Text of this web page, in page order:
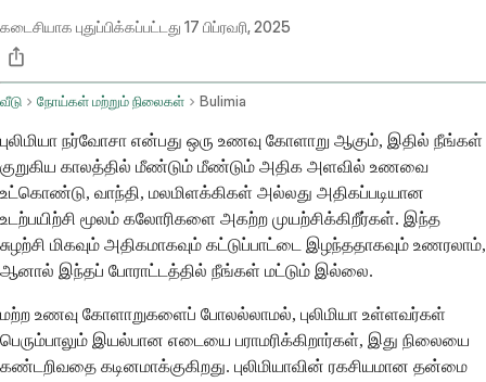
கடைசியாக புதுப்பிக்கப்பட்டது 17 பிப்ரவரி, 2025
வீடு நோய்கள் மற்றும் நிலைகள் Bulimia
புலிமியா நர்வோசா என்பது ஒரு உணவு கோளாறு ஆகும், இதில் நீங்கள்
குறுகிய காலத்தில் மீண்டும் மீண்டும் அதிக அளவில் உணவை
உட்கொண்டு, வாந்தி, மலமிளக்கிகள் அல்லது அதிகப்படியான
உடற்பயிற்சி மூலம் கலோரிகளை அகற்ற முயற்சிக்கிறீர்கள். இந்த
சுழற்சி மிகவும் அதிகமாகவும் கட்டுப்பாட்டை இழந்ததாகவும் உணரலாம்,
ஆனால் இந்தப் போராட்டத்தில் நீங்கள் மட்டும் இல்லை.
மற்ற உணவு கோளாறுகளைப் போலல்லாமல், புலிமியா உள்ளவர்கள்
பெரும்பாலும் இயல்பான எடையை பராமரிக்கிறார்கள், இது நிலையை
கண்டறிவதை கடினமாக்குகிறது. புலிமியாவின் ரகசியமான தன்மை